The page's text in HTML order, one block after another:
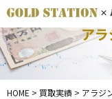
ア
HOME > 買取実績 > アラジ